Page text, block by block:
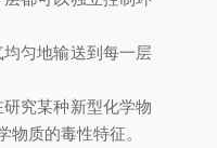
匀地输送到每一层
究某种新型化学物
质的毒性特征。